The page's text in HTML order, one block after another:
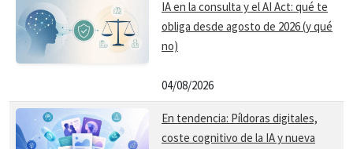
IA en la consulta y el AI Act: qué te
obliga desde agosto de 2026 (y qué
no)
04/08/2026
En tendencia: Píldoras digitales,
coste cognitivo de la IA y nueva